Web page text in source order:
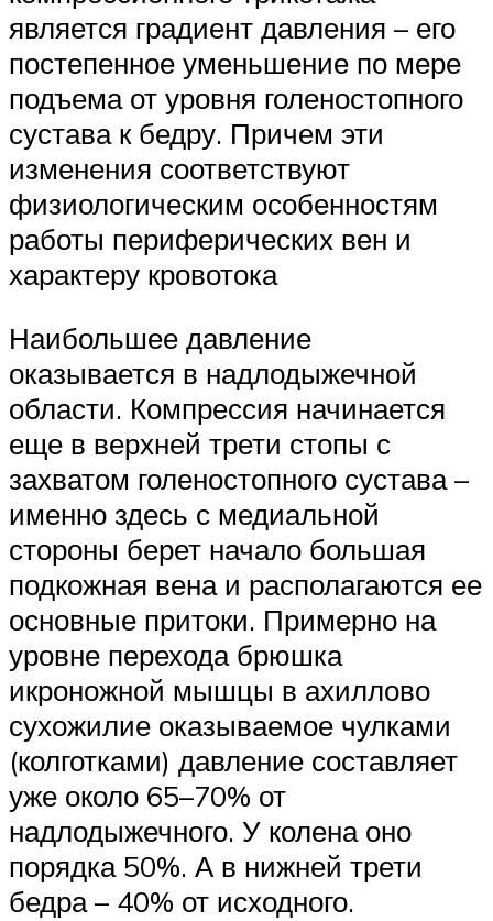
является градиент давления – его
постепенное уменьшение по мере
подъема от уровня голеностопного
сустава к бедру. Причем эти
изменения соответствуют
физиологическим особенностям
работы периферических вен и
характеру кровотока
Наибольшее давление
оказывается в надлодыжечной
области. Компрессия начинается
еще в верхней трети стопы с
захватом голеностопного сустава –
именно здесь с медиальной
стороны берет начало большая
подкожная вена и располагаются ее
основные притоки. Примерно на
уровне перехода брюшка
икроножной мышцы в ахиллово
сухожилие оказываемое чулками
(колготками) давление составляет
уже около 65–70% от
надлодыжечного. У колена оно
порядка 50%. А в нижней трети
бедра – 40% от исходного.